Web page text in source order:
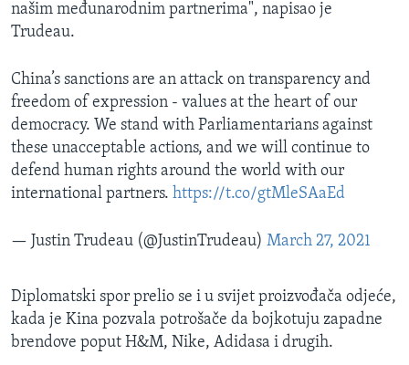
našim međunarodnim partnerima", napisao je
Trudeau.
China’s sanctions are an attack on transparency and
freedom of expression - values at the heart of our
democracy. We stand with Parliamentarians against
these unacceptable actions, and we will continue to
defend human rights around the world with our
international partners. https://t.co/gtMleSAaEd
— Justin Trudeau (@JustinTrudeau) March 27, 2021
Diplomatski spor prelio se i u svijet proizvođača odjeće,
kada je Kina pozvala potrošače da bojkotuju zapadne
brendove poput H&M, Nike, Adidasa i drugih.